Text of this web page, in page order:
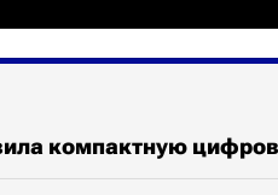
компактную